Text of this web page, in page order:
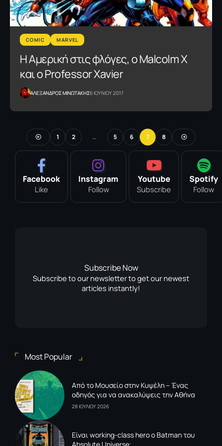
COMIC MARVEL
Η Αμερική στις φλόγες, ο Malcolm X
και ο Professor Xavier
ΑΛΕΞΑΝΔΡΟΣ ΜΙΝΩΤΑΚΗΣ6 ΙΟΥΝΙΟΥ 2017
1 2 … 5 6 7 8
Facebook
Like
Instagram
Follow
Youtube
Subscribe
Spotify
Follow
Subscribe Now
Subscribe to our newsletter to get our newest
articles instantly!
Most Popular
Από το Μουσείο στην Κυψέλη – Ένας
οδηγός για να ανακαλύψεις την Αθήνα
28 ΙΟΥΛΙΟΥ 2026
Είναι working-class hero ο Batman του